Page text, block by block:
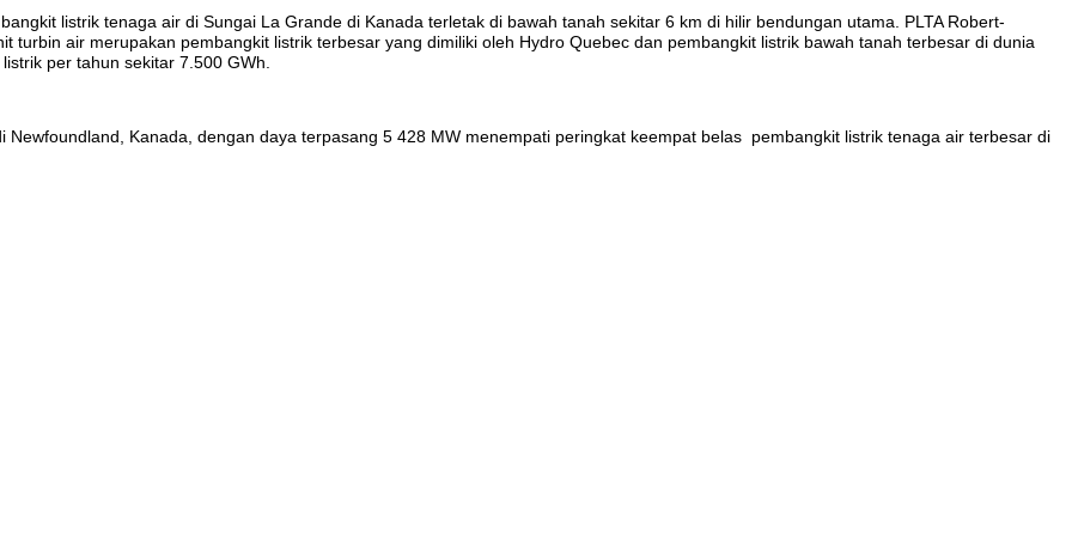
listrik tenaga air di Sungai La Grande di Kanada terletak di bawah tanah sekitar 6 km di hilir bendungan utama. PLTA Robert-
air merupakan pembangkit listrik terbesar yang dimiliki oleh Hydro Quebec dan pembangkit listrik bawah tanah terbesar di dunia
per tahun sekitar 7.500 GWh.
Kanada, dengan daya terpasang 5 428 MW menempati peringkat keempat belas pembangkit listrik tenaga air terbesar di